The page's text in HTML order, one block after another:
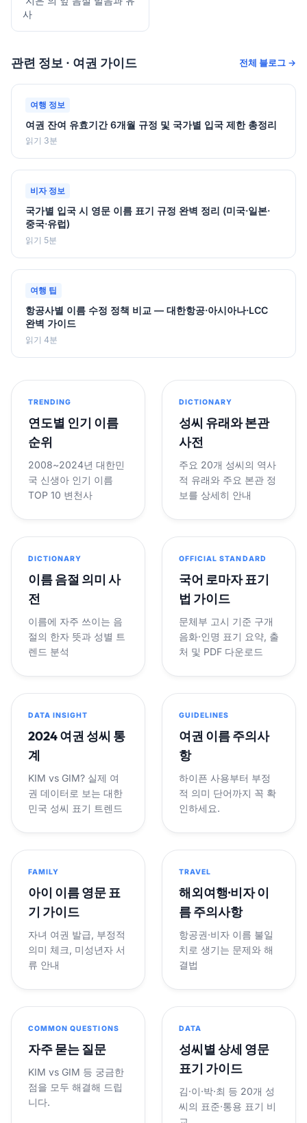
사
관련 정보 · 여권 가이드 전체 블로그 →
여행 정보
여권 잔여 유효기간 6개월 규정 및 국가별 입국 제한 총정리
읽기 3분
비자 정보
국가별 입국 시 영문 이름 표기 규정 완벽 정리 (미국·일본·
중국·유럽)
읽기 5분
여행 팁
항공사별 이름 수정 정책 비교 — 대한항공·아시아나·LCC
완벽 가이드
읽기 4분
TRENDING
연도별 인기 이름
순위
2008~2024년 대한민
국 신생아 인기 이름
TOP 10 변천사
DICTIONARY
성씨 유래와 본관
사전
주요 20개 성씨의 역사
적 유래와 주요 본관 정
보를 상세히 안내
DICTIONARY
이름 음절 의미 사
전
이름에 자주 쓰이는 음
절의 한자 뜻과 성별 트
렌드 분석
OFFICIAL STANDARD
국어 로마자 표기
법 가이드
문체부 고시 기준 구개
음화·인명 표기 요약, 출
처 및 PDF 다운로드
DATA INSIGHT
2024 여권 성씨 통
계
KIM vs GIM? 실제 여
권 데이터로 보는 대한
민국 성씨 표기 트렌드
GUIDELINES
여권 이름 주의사
항
하이픈 사용부터 부정
적 의미 단어까지 꼭 확
인하세요.
FAMILY
아이 이름 영문 표
기 가이드
자녀 여권 발급, 부정적
의미 체크, 미성년자 서
류 안내
TRAVEL
해외여행·비자 이
름 주의사항
항공권·비자 이름 불일
치로 생기는 문제와 해
결법
COMMON QUESTIONS
자주 묻는 질문
KIM vs GIM 등 궁금한
점을 모두 해결해 드립
니다.
DATA
성씨별 상세 영문
표기 가이드
김·이·박·최 등 20개 성
씨의 표준·통용 표기 비